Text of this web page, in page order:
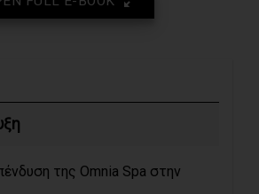
της Omnia Spa στην